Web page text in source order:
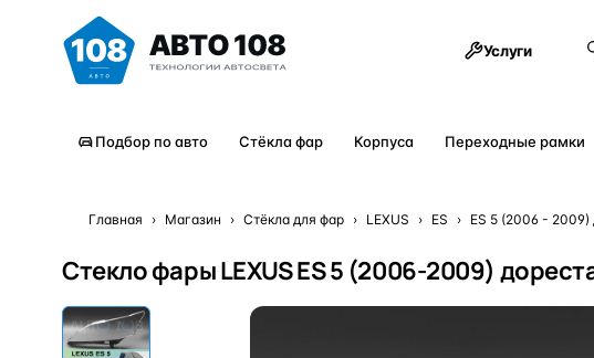
Услуги
Подбор по авто Стёкла фар Корпуса Переходные рамки
Главная › Магазин › Стёкла для фар › LEXUS › ES › ES 5 (2006 - 2009)
Стекло фары LEXUS ES 5 (2006-2009)